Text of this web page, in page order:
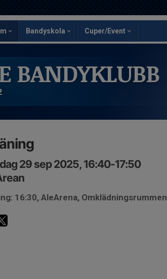
Bandyskola Cuper/Event
BANDYKLUBB
29 sep 2025, 16:40-17:50
16:30, AleArena, Omklädningsrummen